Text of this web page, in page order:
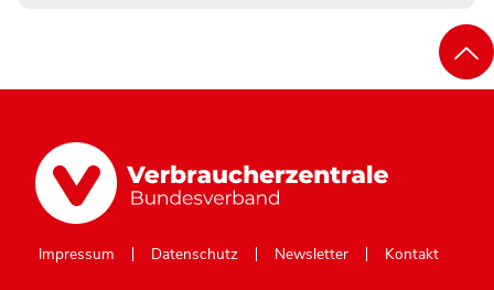
Impressum Datenschutz Newsletter Kontakt